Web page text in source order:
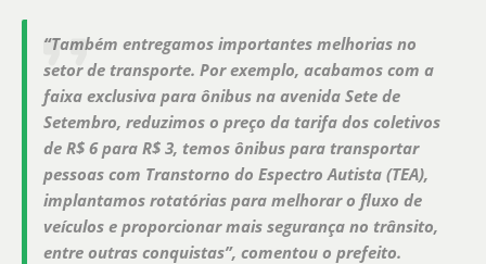
“Também entregamos importantes melhorias no
setor de transporte. Por exemplo, acabamos com a
faixa exclusiva para ônibus na avenida Sete de
Setembro, reduzimos o preço da tarifa dos coletivos
de R$ 6 para R$ 3, temos ônibus para transportar
pessoas com Transtorno do Espectro Autista (TEA),
implantamos rotatórias para melhorar o fluxo de
veículos e proporcionar mais segurança no trânsito,
entre outras conquistas”, comentou o prefeito.